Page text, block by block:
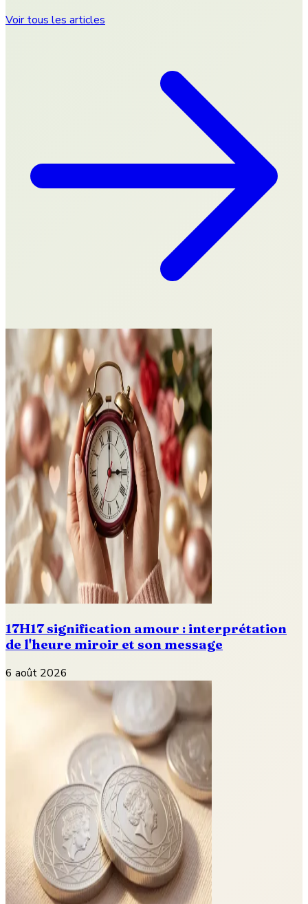
Voir tous les articles
17H17 signification amour : interprétation
de l'heure miroir et son message
6 août 2026